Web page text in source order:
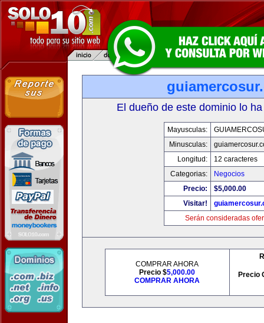
El dueño de este dominio lo
Mayusculas:
Minusculas:
Longitud:
12 caracteres
Categorias:
Negocios
Precio:
$5,000.00
Visitar!
Serán consideradas
COMPRAR AHORA
Precio $5,000.00
COMPRAR AHORA
Precio